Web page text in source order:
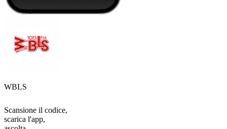
WBLS
Scansione il codice,
scarica l'app,